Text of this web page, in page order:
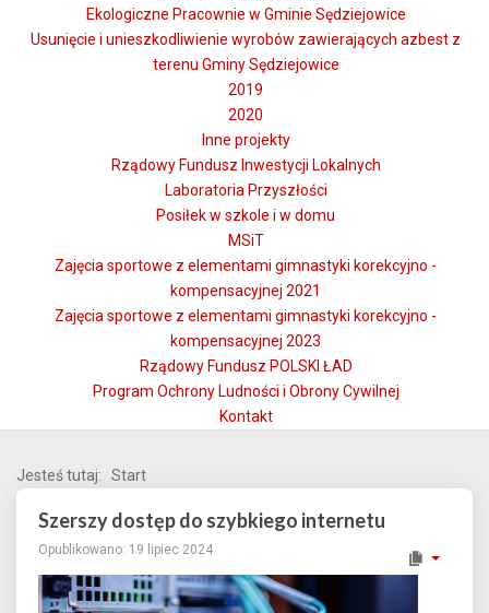
Ekologiczne Pracownie w Gminie Sędziejowice
Usunięcie i unieszkodliwienie wyrobów zawierających azbest z
terenu Gminy Sędziejowice
2019
2020
Inne projekty
Rządowy Fundusz Inwestycji Lokalnych
Laboratoria Przyszłości
Posiłek w szkole i w domu
MSiT
Zajęcia sportowe z elementami gimnastyki korekcyjno -
kompensacyjnej 2021
Zajęcia sportowe z elementami gimnastyki korekcyjno -
kompensacyjnej 2023
Rządowy Fundusz POLSKI ŁAD
Program Ochrony Ludności i Obrony Cywilnej
Kontakt
Jesteś tutaj: Start
Szerszy dostęp do szybkiego internetu
Opublikowano: 19 lipiec 2024